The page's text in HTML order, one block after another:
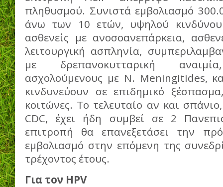
πληθυσμού. Συνιστά εμβολιασμό
άνω των 10 ετών, υψηλού
ασθενείς με ανοσοανεπάρκεια,
λειτουργική ασπληνία,
με δρεπανοκυτταρική
ασχολούμενους με N. Meningitides,
κινδυνεύουν σε επιδημικό
κοιτώνες. Το τελευταίο αν και
CDC, έχει ήδη συμβεί σε 2
επιτροπή θα επανεξετάσει την
εμβολιασμό στην επόμενη της
τρέχοντος έτους.
Για τον HPV